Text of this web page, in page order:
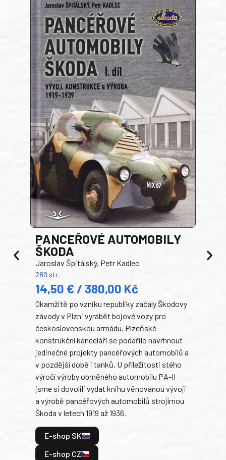
PANCEŘOVÉ AUTOMOBILY
ŠKODA
Jaroslav Špitálský, Petr Kadlec
280 str.
14,50 € / 380,00 Kč
Okamžitě po vzniku republiky začaly Škodovy
závody v Plzni vyrábět bojové vozy pro
československou armádu. Plzeňské
konstrukční kanceláři se podařilo navrhnout
jedinečné projekty pancéřových automobilů a
v pozdější době i tanků. U příležitosti stého
výročí výroby obrněného automobilu PA-II
jsme si dovolili vydat knihu věnovanou vývoji
a výrobě pancéřových automobilů strojírnou
Škoda v letech 1919 až 1936.
E-shop SK
E-shop CZ